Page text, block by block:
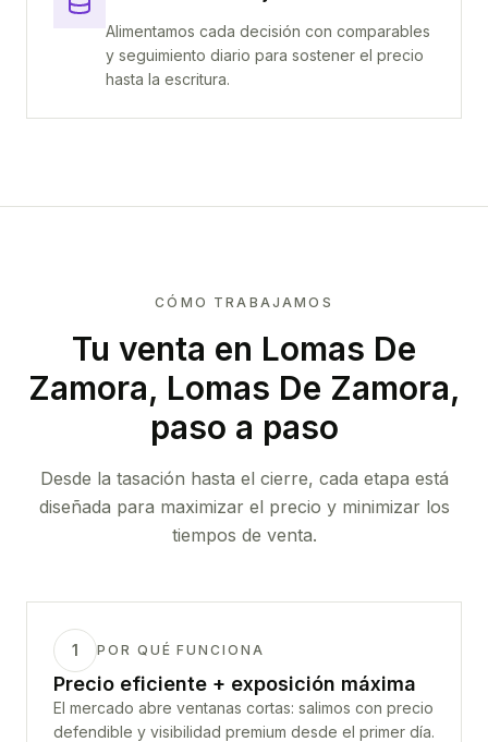
Alimentamos cada decisión con comparables
y seguimiento diario para sostener el precio
hasta la escritura.
CÓMO TRABAJAMOS
Tu venta en Lomas De
Zamora, Lomas De Zamora,
paso a paso
Desde la tasación hasta el cierre, cada etapa está
diseñada para maximizar el precio y minimizar los
tiempos de venta.
1 POR QUÉ FUNCIONA
Precio eficiente + exposición máxima
El mercado abre ventanas cortas: salimos con precio
defendible y visibilidad premium desde el primer día.